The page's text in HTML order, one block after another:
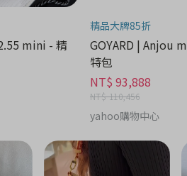
mini - 精
精品大牌85折
GOYARD | Anjou
特包
NT$ 93,888
NT$ 110,456
yahoo購物中心